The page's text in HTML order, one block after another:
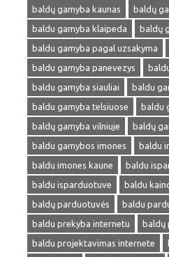
baldų gamyba kaunas
baldų
baldu gamyba klaipeda
baldų
baldu gamyba pagal uzsakyma
baldu gamyba panevezys
baldu gamyba siauliai
baldu
baldu gamyba telsiuose
baldu
baldų gamyba vilniuje
baldų
baldu gamybos imones
baldu
baldu imones kaune
baldu
baldu isparduotuve
baldu
baldų parduotuvės
baldu
baldu prekyba internetu
baldų
baldu projektavimas internete